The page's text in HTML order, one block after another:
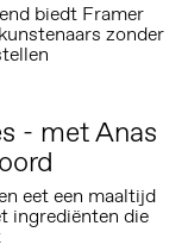
biedt Framer
zonder
- met Anas
eet een maaltijd
ingrediënten die